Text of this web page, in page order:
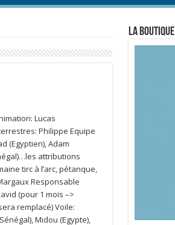
Lucas
Philippe Equipe
(Egyptien), Adam
attributions
tirc à l’arc, pétanque,
Responsable
(pour 1 mois –>
remplacé) Voile:
Midou (Egypte),
La Boutique